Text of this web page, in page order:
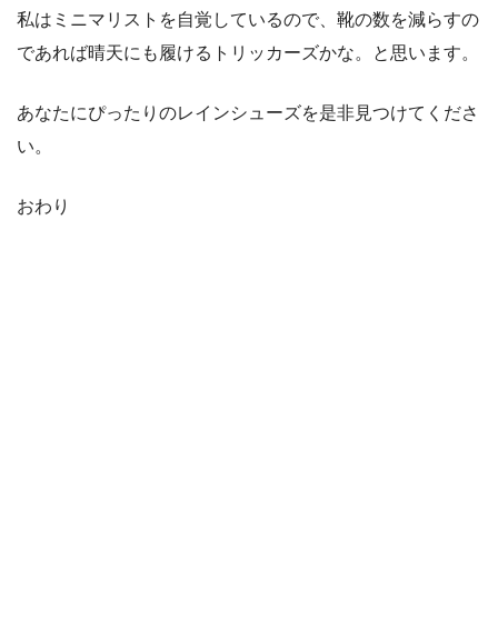
私はミニマリストを自覚しているので、靴の数を減らすの
であれば晴天にも履けるトリッカーズかな。と思います。
あなたにぴったりのレインシューズを是非見つけてくださ
い。
おわり